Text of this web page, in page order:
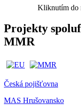
Kliknutím do
Projekty
MMR
Česká pojišťovna
MAS Hrušovansko